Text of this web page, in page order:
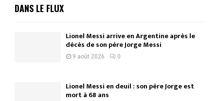
DANS LE FLUX
Lionel Messi arrive en Argentine après le
décès de son père Jorge Messi
9 août 2026 0
Lionel Messi en deuil : son père Jorge est
mort à 68 ans